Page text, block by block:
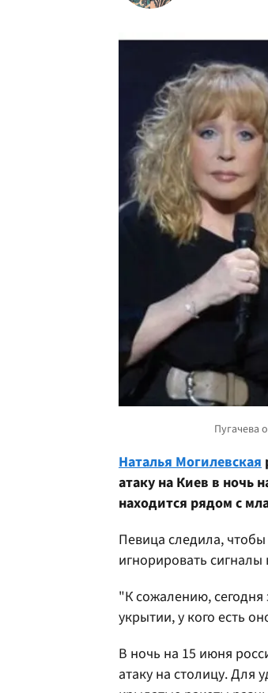
Наталья Могилевская
атаку на Киев в ночь
находится рядом с
Певица следила,
игнорировать
"К сожалению, сегодня
укрытии, у кого есть
В ночь на 15 июня
атаку на столицу. Для